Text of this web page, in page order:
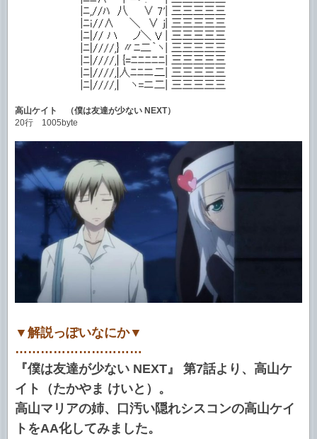
高山ケイト （僕は友達が少ない NEXT）
20行 1005byte
▼解説っぽいなにか▼
…………………………
『僕は友達が少ない NEXT』 第7話より、高山ケ
イト（たかやま けいと）。
高山マリアの姉、口汚い隠れシスコンの高山ケイ
トをAA化してみました。